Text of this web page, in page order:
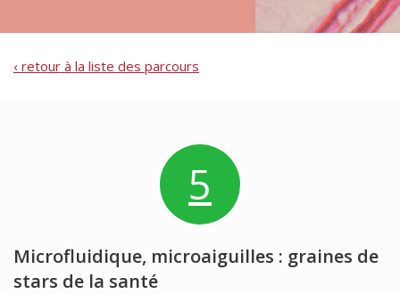
‹ retour à la liste des parcours
5
Microfluidique, microaiguilles : graines de
stars de la santé